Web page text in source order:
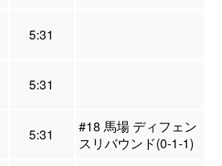
5:31
5:31
5:31
#18 馬場 ディフェン
スリバウンド(0-1-1)